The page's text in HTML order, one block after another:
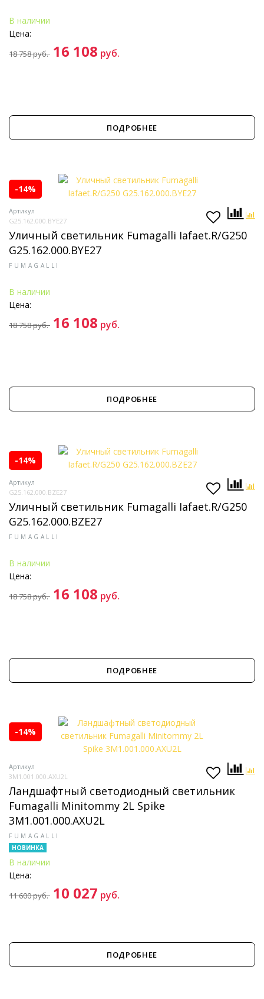
В наличии
Цена:
18 758руб. 16 108 руб.
ПОДРОБНЕЕ
-14%
Артикул
G25.162.000.BYE27
Уличный светильник Fumagalli Iafaet.R/G250
G25.162.000.BYE27
FUMAGALLI
В наличии
Цена:
18 758руб. 16 108 руб.
ПОДРОБНЕЕ
-14%
Артикул
G25.162.000.BZE27
Уличный светильник Fumagalli Iafaet.R/G250
G25.162.000.BZE27
FUMAGALLI
В наличии
Цена:
18 758руб. 16 108 руб.
ПОДРОБНЕЕ
-14%
Артикул
3M1.001.000.AXU2L
Ландшафтный светодиодный светильник
Fumagalli Minitommy 2L Spike
3M1.001.000.AXU2L
FUMAGALLI
НОВИНКА
В наличии
Цена:
11 600руб. 10 027 руб.
ПОДРОБНЕЕ